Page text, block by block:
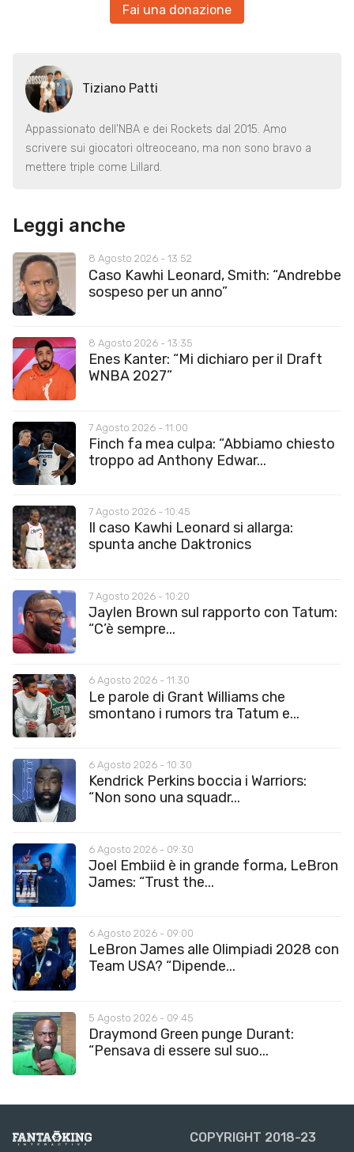
Fai una donazione
Tiziano Patti
Appassionato dell’NBA e dei Rockets dal 2015. Amo
scrivere sui giocatori oltreoceano, ma non sono bravo a
mettere triple come Lillard.
Leggi anche
8 Agosto 2026 - 13:52
Caso Kawhi Leonard, Smith: “Andrebbe
sospeso per un anno”
8 Agosto 2026 - 13:35
Enes Kanter: “Mi dichiaro per il Draft
WNBA 2027”
7 Agosto 2026 - 11:00
Finch fa mea culpa: “Abbiamo chiesto
troppo ad Anthony Edwar...
7 Agosto 2026 - 10:45
Il caso Kawhi Leonard si allarga:
spunta anche Daktronics
7 Agosto 2026 - 10:20
Jaylen Brown sul rapporto con Tatum:
“C’è sempre...
6 Agosto 2026 - 11:30
Le parole di Grant Williams che
smontano i rumors tra Tatum e...
6 Agosto 2026 - 10:30
Kendrick Perkins boccia i Warriors:
“Non sono una squadr...
6 Agosto 2026 - 09:30
Joel Embiid è in grande forma, LeBron
James: “Trust the...
6 Agosto 2026 - 09:00
LeBron James alle Olimpiadi 2028 con
Team USA? “Dipende...
5 Agosto 2026 - 09:45
Draymond Green punge Durant:
“Pensava di essere sul suo...
COPYRIGHT 2018-23